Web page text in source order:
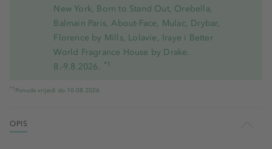
New York, Born to Stand Out, Orebella,
Balmain Paris, About-Face, Mulac, Drybar,
Florence by Mills, Lolavie, Iraye i Better
World Fragrance House by Drake.
8.-9.8.2026. *1
*1 Ponuda vrijedi do 10.08.2026
OPIS